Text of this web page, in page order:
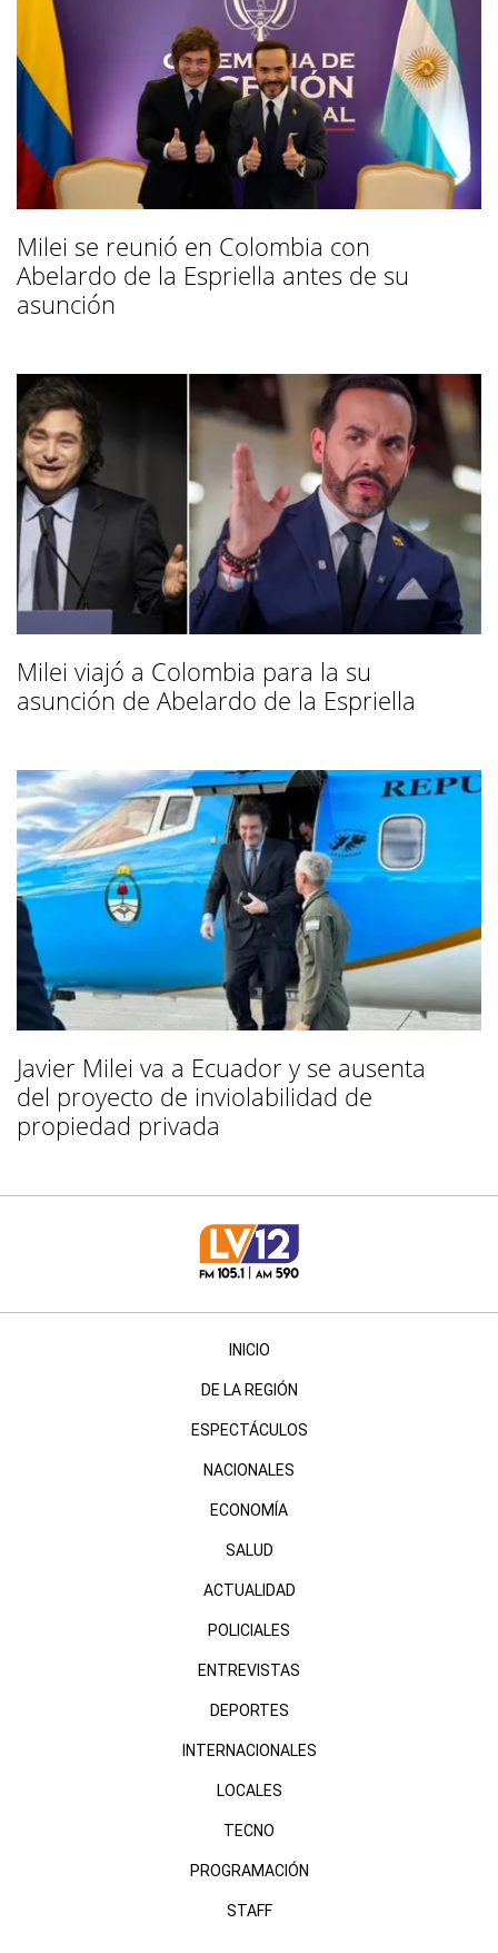
Milei se reunió en Colombia con
Abelardo de la Espriella antes de su
asunción
Milei viajó a Colombia para la su
asunción de Abelardo de la Espriella
Javier Milei va a Ecuador y se ausenta
del proyecto de inviolabilidad de
propiedad privada
INICIO
DE LA REGIÓN
ESPECTÁCULOS
NACIONALES
ECONOMÍA
SALUD
ACTUALIDAD
POLICIALES
ENTREVISTAS
DEPORTES
INTERNACIONALES
LOCALES
TECNO
PROGRAMACIÓN
STAFF